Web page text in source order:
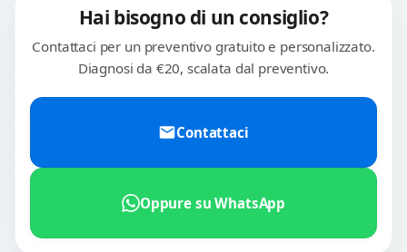
Hai bisogno di un consiglio?
Contattaci per un preventivo gratuito e personalizzato.
Diagnosi da €20, scalata dal preventivo.
Contattaci
Oppure su WhatsApp